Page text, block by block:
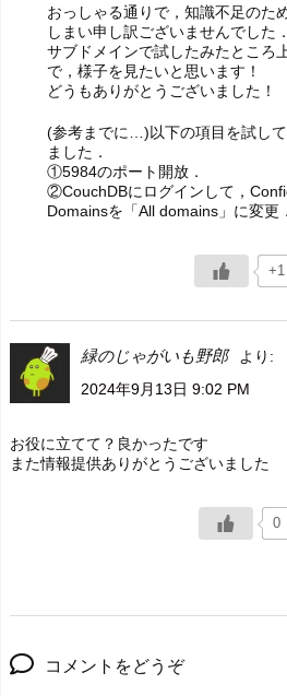
おっしゃる通りで，知識不足のた
しまい申し訳ございませんでした．
サブドメインで試したみたところ
で，様子を見たいと思います！
どうもありがとうございました！
(参考までに…)以下の項目を試し
ました．
①5984のポート開放．
②CouchDBにログインして，
Domainsを「All domains」に変更．
+1
緑のじゃがいも野郎
より:
2024年9月13日 9:02 PM
お役に立てて？良かったです
また情報提供ありがとうございました
0
コメントをどうぞ